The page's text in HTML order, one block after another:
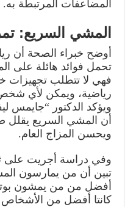
المضاعفات المرتبطة به.
المشي السريع:
أوضح خبراء الصحة أن
تحمل فوائد هائلة على
فهي لا تتطلب تجهيزات
رياضية، ويمكن لأي
ويؤكد الدكتور “جايمس
أن المشي السريع يقلل
ويحسن المزاج العام.
وفي دراسة أجريت على
تبين أن من يمارسون
أفضل من من يمشون
كانتا أفضل من